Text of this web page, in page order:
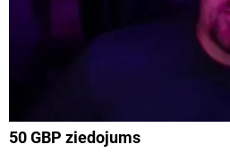
50 GBP ziedojums